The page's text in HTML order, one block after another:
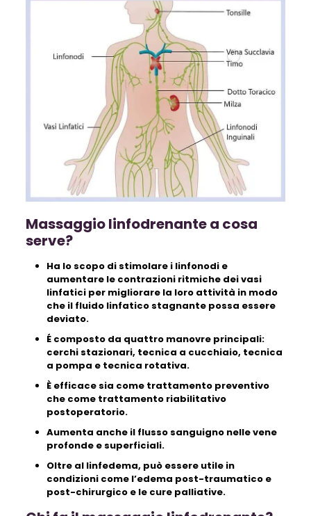
Massaggio linfodrenante a cosa
serve?
Ha lo scopo di stimolare i linfonodi e
aumentare le contrazioni ritmiche dei vasi
linfatici per migliorare la loro attività in modo
che il fluido linfatico stagnante possa essere
deviato.
É composto da quattro manovre principali:
cerchi stazionari, tecnica a cucchiaio, tecnica
a pompa e tecnica rotativa.
È efficace sia come trattamento preventivo
che come trattamento riabilitativo
postoperatorio.
Aumenta anche il flusso sanguigno nelle vene
profonde e superficiali.
Oltre al linfedema, può essere utile in
condizioni come l’edema post-traumatico e
post-chirurgico e le cure palliative.